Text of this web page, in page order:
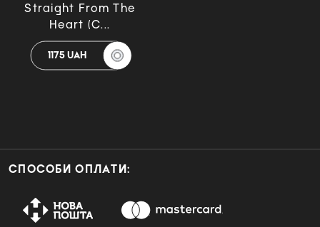
Straight From The
Heart (C...
1175 UAH
СПОСОБИ ОПЛАТИ: